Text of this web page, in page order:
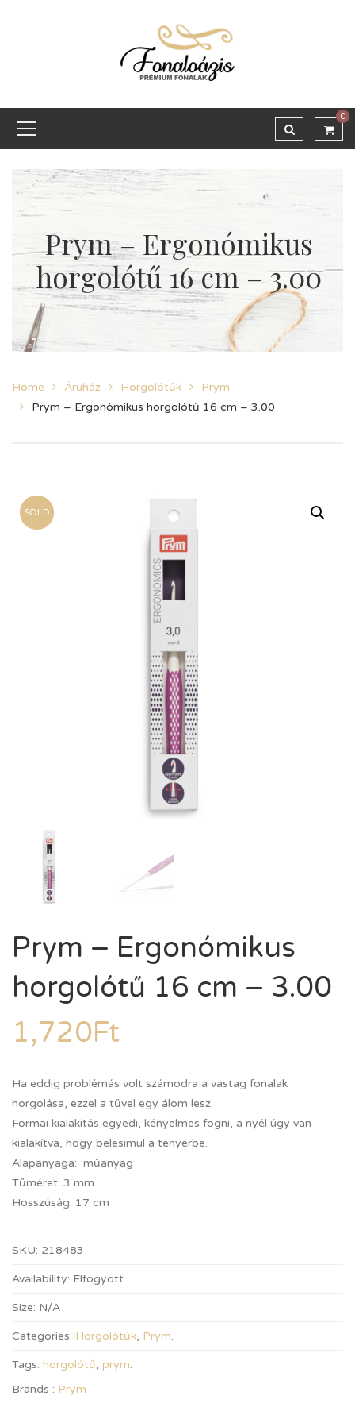
0
Prym – Ergonómikus
horgolótű 16 cm – 3.00
Home Áruház Horgolótűk
Prym
Prym – Ergonómikus horgolótű 16 cm – 3.00
SOLD
Prym – Ergonómikus
horgolótű 16 cm – 3.00
1,720Ft
Ha eddig problémás volt számodra a vastag fonalak
horgolása, ezzel a tűvel egy álom lesz.
Formai kialakítás egyedi, kényelmes fogni, a nyél úgy van
kialakítva, hogy belesimul a tenyérbe.
Alapanyaga: műanyag
Tűméret: 3 mm
Hosszúság: 17 cm
SKU: 218483
Availability: Elfogyott
Size: N/A
Categories: Horgolótűk, Prym.
Tags: horgolótű, prym.
Brands : Prym